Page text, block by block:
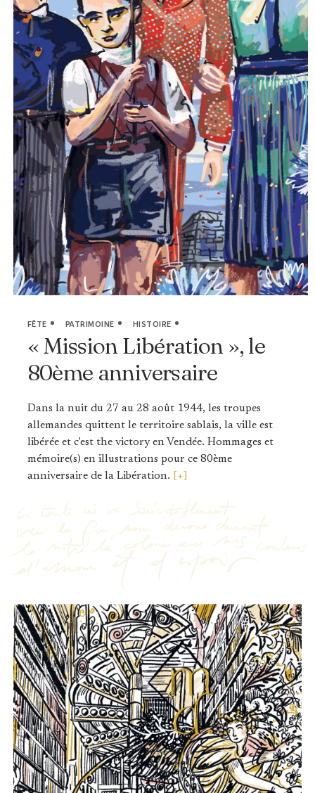
FÊTE PATRIMOINE HISTOIRE
« Mission Libération », le
80ème anniversaire
Dans la nuit du 27 au 28 août 1944, les troupes
allemandes quittent le territoire sablais, la ville est
libérée et c'est the victory en Vendée. Hommages et
mémoire(s) en illustrations pour ce 80ème
anniversaire de la Libération. [+]